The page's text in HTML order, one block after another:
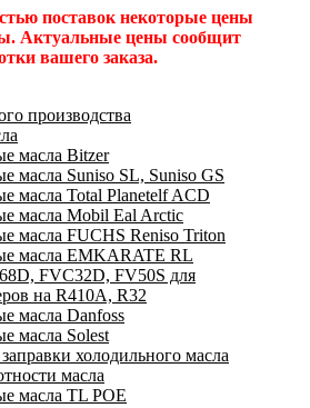
поставок некоторые цены
Актуальные цены сообщит
вашего заказа.
производства
масла Bitzer
масла Suniso SL, Suniso GS
масла Total Planetelf ACD
масла Mobil Eal Arctic
масла FUCHS Reniso Triton
масла EMKARATE RL
FVC32D, FV50S для
на R410A, R32
масла Danfoss
масла Solest
холодильного масла
масла
масла TL POE